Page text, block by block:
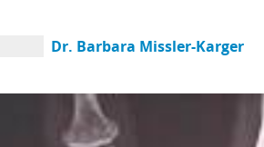
Dr. Barbara Missler-Karger